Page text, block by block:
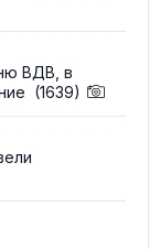
ВДВ, в
(1639)